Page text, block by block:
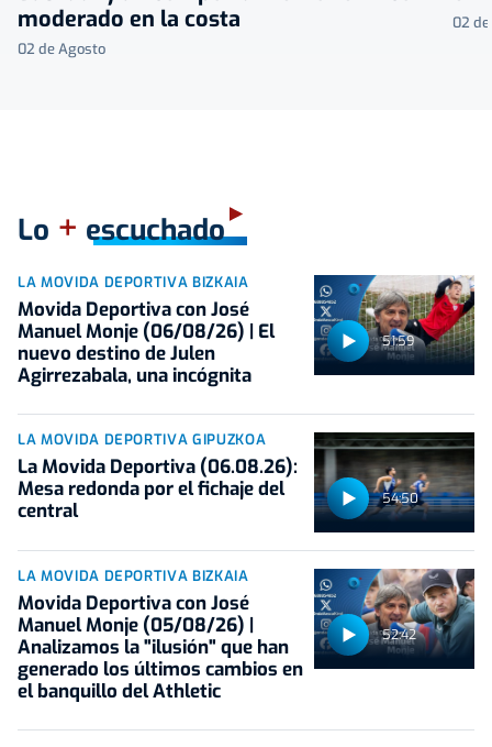
moderado en la costa
02 de Agosto
02
Lo + escuchado
51:59
LA MOVIDA DEPORTIVA BIZKAIA
Movida Deportiva con José
Manuel Monje (06/08/26) | El
nuevo destino de Julen
Agirrezabala, una incógnita
54:50
LA MOVIDA DEPORTIVA GIPUZKOA
La Movida Deportiva (06.08.26):
Mesa redonda por el fichaje del
central
52:42
LA MOVIDA DEPORTIVA BIZKAIA
Movida Deportiva con José
Manuel Monje (05/08/26) |
Analizamos la "ilusión" que han
generado los últimos cambios en
el banquillo del Athletic